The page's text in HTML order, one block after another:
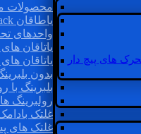
های پیچ دار
محصولات
یاطاقان Back های پشتی
واحدهای
یاتاقان
یاتاقان های INSOCOAT
بدون
بلبرینگ با
رولبرینگ
غلتک
غلتک های